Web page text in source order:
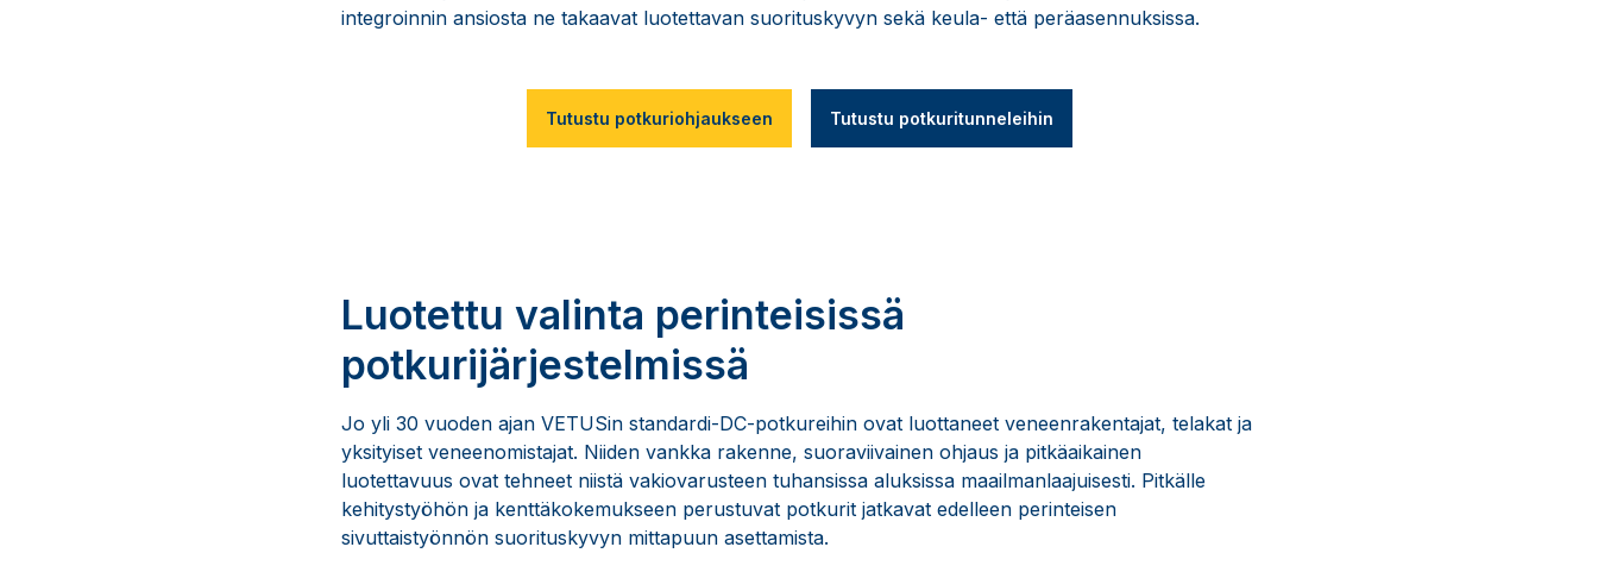
integroinnin ansiosta ne takaavat luotettavan suorituskyvyn sekä keula- että peräasennuksissa.
Tutustu potkuriohjaukseen Tutustu potkuritunneleihin
Luotettu valinta perinteisissä
potkurijärjestelmissä
Jo yli 30 vuoden ajan VETUSin standardi-DC-potkureihin ovat luottaneet veneenrakentajat, telakat ja
yksityiset veneenomistajat. Niiden vankka rakenne, suoraviivainen ohjaus ja pitkäaikainen
luotettavuus ovat tehneet niistä vakiovarusteen tuhansissa aluksissa maailmanlaajuisesti. Pitkälle
kehitystyöhön ja kenttäkokemukseen perustuvat potkurit jatkavat edelleen perinteisen
sivuttaistyönnön suorituskyvyn mittapuun asettamista.